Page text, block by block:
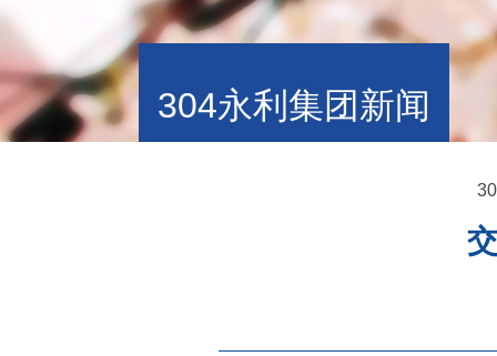
304永利集团新闻